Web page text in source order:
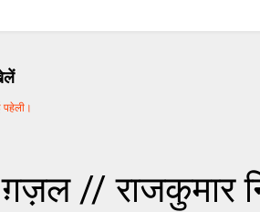
पहेली।
// राजकुमार